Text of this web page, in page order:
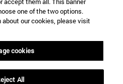
one of the two options.
our cookies, please visit
cookies
All